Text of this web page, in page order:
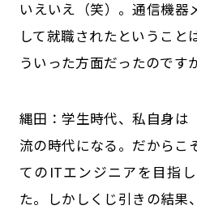
――いえいえ（笑）。通信機
して就職されたということ
ういった方面だったのです
縄田：学生時代、私自身は
流の時代になる。だからこ
てのITエンジニアを目指
た。しかしくじ引きの結果